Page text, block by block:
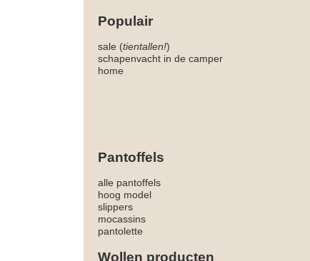
Populair
sale (tientallen!)
schapenvacht in de camper
home
Pantoffels
alle pantoffels
hoog model
slippers
mocassins
pantolette
Wollen producten